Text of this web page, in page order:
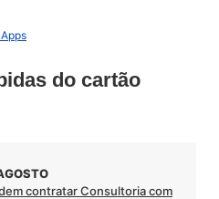
do cartão
contratar Consultoria com